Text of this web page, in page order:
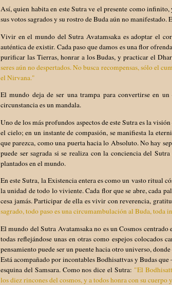
Así, quien habita en este Sutra ve el presente como
sus votos sagrados y su rostro de Buda aún no
Vivir en el mundo del Sutra Avatamsaka es adoptar el
auténtica de existir. Cada paso que damos es una flor
purificar las Tierras, honrar a los Budas, y practicar el
seres aún no despertados. No busca recompensas, sólo el
el Nirvana."
El mundo deja de ser una trampa para convertirse en un
circunstancia es un mandala.
Uno de los más profundos aspectos de este Sutra es la
el cielo; en un instante de compasión, se manifiesta la
que parezca, como una puerta hacia lo Absoluto. No hay
puede ser sagrada si se realiza con la conciencia del
plantados en el mundo.
En este Sutra, la Existencia entera es como un vasto ritual
la unidad de todo lo viviente. Cada flor que se abre, cada
cesa jamás. Participar de ella es vivir con reverencia,
sagrado, todo paso es una circumambulación al Buda, toda
El mundo del Sutra Avatamsaka no es un Cosmos
todas reflejándose unas en otras como espejos
pensamiento puede ser un puente hacia otro universo,
Está acompañado por incontables Bodhisattvas y Budas
esquina del Samsara. Como nos dice el Sutra: "El
los diez rincones del cosmos, y a todos honra con su cuerpo